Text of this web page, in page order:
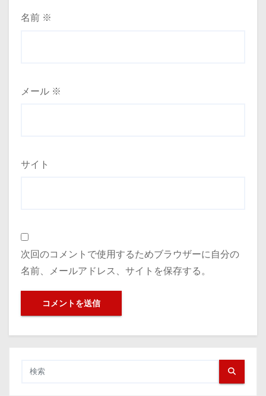
名前 ※
メール ※
サイト
次回のコメントで使用するためブラウザーに自分の
名前、メールアドレス、サイトを保存する。